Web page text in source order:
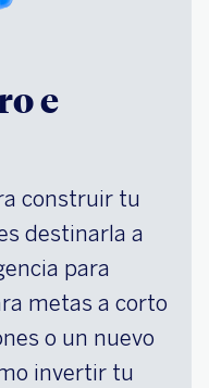
e
construir tu
destinarla a
para
metas a corto
o un nuevo
invertir tu